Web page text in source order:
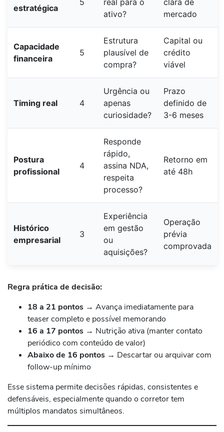
estratégica
5
real para o
ativo?
clara de
mercado
Capacidade
financeira
5
Estrutura
plausível de
compra?
Capital ou
crédito
viável
Timing real 4
Urgência ou
apenas
curiosidade?
Prazo
definido de
3-6 meses
Postura
profissional
4
Responde
rápido,
assina NDA,
respeita
processo?
Retorno em
até 48h
Histórico
empresarial
3
Experiência
em gestão
ou
aquisições?
Operação
prévia
comprovada
Regra prática de decisão:
18 a 21 pontos → Avança imediatamente para
teaser completo e possível memorando
16 a 17 pontos → Nutrição ativa (manter contato
periódico com conteúdo de valor)
Abaixo de 16 pontos → Descartar ou arquivar com
follow-up mínimo
Esse sistema permite decisões rápidas, consistentes e
defensáveis, especialmente quando o corretor tem
múltiplos mandatos simultâneos.